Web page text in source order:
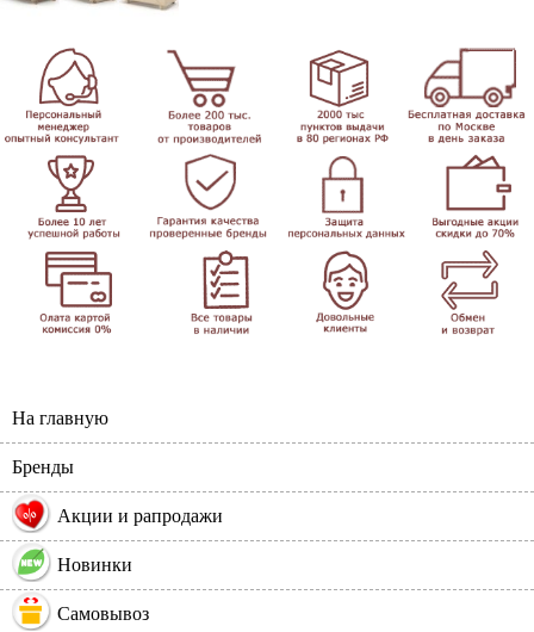
На главную
Бренды
% Акции и рапродажи
Новинки
Самовывоз